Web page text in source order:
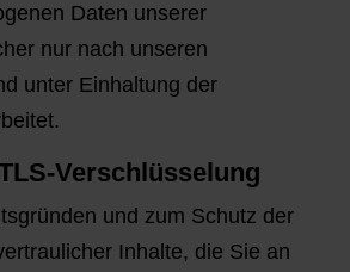
Daten unserer
nur nach unseren
unter Einhaltung der
Verschlüsselung
und zum Schutz der
Inhalte, die Sie an